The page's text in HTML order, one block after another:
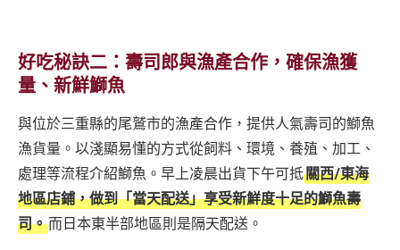
好吃秘訣二：壽司郎與漁產合作，確保漁獲
量、新鮮鰤魚
與位於三重縣的尾鷲市的漁產合作，提供人氣壽司的鰤魚
漁貨量。以淺顯易懂的方式從飼料、環境、養殖、加工、
處理等流程介紹鰤魚。早上凌晨出貨下午可抵關西/東海
地區店鋪，做到「當天配送」享受新鮮度十足的鰤魚壽
司。而日本東半部地區則是隔天配送。